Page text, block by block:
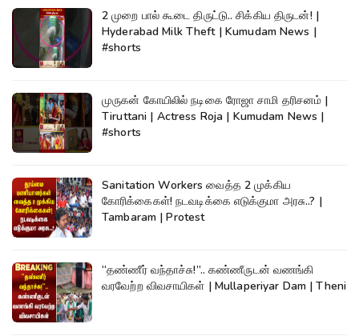
2 முறை பால் கூடை திருட்டு.. சிக்கிய திருடன்! |
Hyderabad Milk Theft | Kumudam News |
#shorts
முருகன் கோயிலில் நடிகை ரோஜா சாமி தரிசனம் |
Tiruttani | Actress Roja | Kumudam News |
#shorts
Sanitation Workers வைத்த 2 முக்கிய
கோரிக்கைகள்! நடவடிக்கை எடுக்குமா அரசு..? |
Tambaram | Protest
“தண்ணீர் வந்தாச்சு!”.. கண்ணீருடன் வணங்கி
வரவேற்ற விவசாயிகள் | Mullaperiyar Dam | Theni